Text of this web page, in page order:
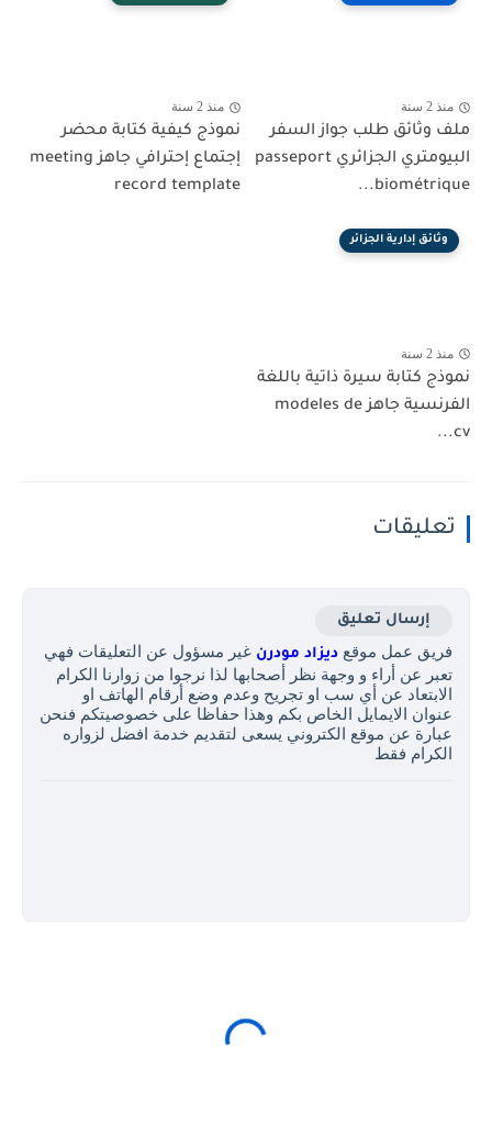
منذ 2 سنة
ملف وثائق طلب جواز السفر
البيومتري الجزائري passeport
biométrique...
منذ 2 سنة
نموذج كيفية كتابة محضر
إجتماع إحترافي جاهز meeting
record template
وثائق إدارية الجزائر
منذ 2 سنة
نموذج كتابة سيرة ذاتية باللغة
الفرنسية جاهز modeles de
cv...
تعليقات
إرسال تعليق
فريق عمل موقع ديزاد مودرن غير مسؤول عن التعليقات فهي
تعبر عن أراء و وجهة نظر أصحابها لذا نرجوا من زوارنا الكرام
الابتعاد عن أي سب او تجريح وعدم وضع أرقام الهاتف او
عنوان الايمايل الخاص بكم وهذا حفاظا على خصوصيتكم فنحن
عبارة عن موقع الكتروني يسعى لتقديم خدمة افضل لزواره
الكرام فقط